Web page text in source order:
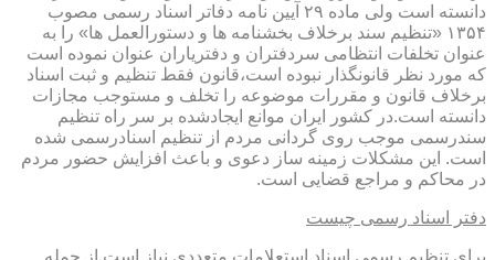
دانسته است ولی ماده ۲۹ آیین نامه دفاتر اسناد رسمی مصوب
۱۳۵۴ «تنظیم سند برخلاف بخشنامه ها و دستورالعمل ها» را به
عنوان تخلفات انتظامی سردفتران و دفتریاران عنوان نموده است
که مورد نظر قانونگذار نبوده است،قانون فقط تنظیم و ثبت اسناد
برخلاف قانون و مقررات موضوعه را تخلف و مستوجب مجازات
دانسته است.در کشور ایران موانع ایجادشده بر سر راه تنظیم
سندرسمی موجب روی گردانی مردم از تنظیم اسنادرسمی شده
است. این مشکلات زمینه ساز دعوی و باعث افزایش حضور مردم
در محاکم و مراجع قضایی است.
دفتر اسناد رسمی چیست